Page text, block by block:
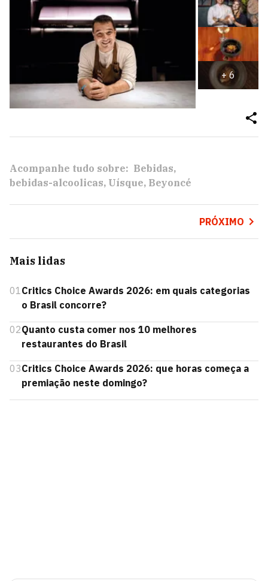
+6
Acompanhe tudo sobre: Bebidas
bebidas-alcoolicas Uísque Beyoncé
PRÓXIMO
Mais lidas
01 Critics Choice Awards 2026: em quais categorias
o Brasil concorre?
02Quanto custa comer nos 10 melhores
restaurantes do Brasil
03Critics Choice Awards 2026: que horas começa a
premiação neste domingo?